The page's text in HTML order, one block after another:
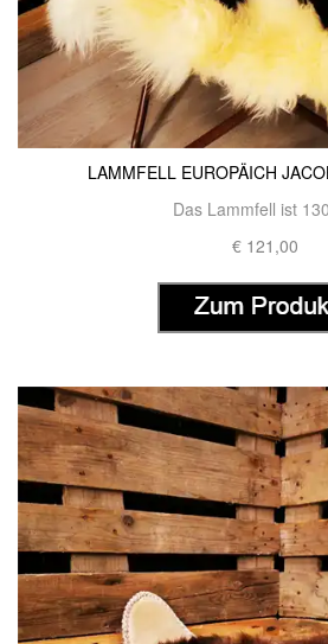
LAMMFELL EUROPÄICH
Das Lammfell ist
€ 121,00